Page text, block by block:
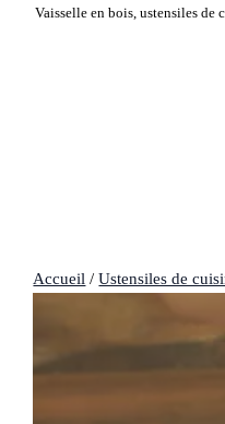
Vaisselle en bois, ustensiles de
Accueil /Ustensiles de